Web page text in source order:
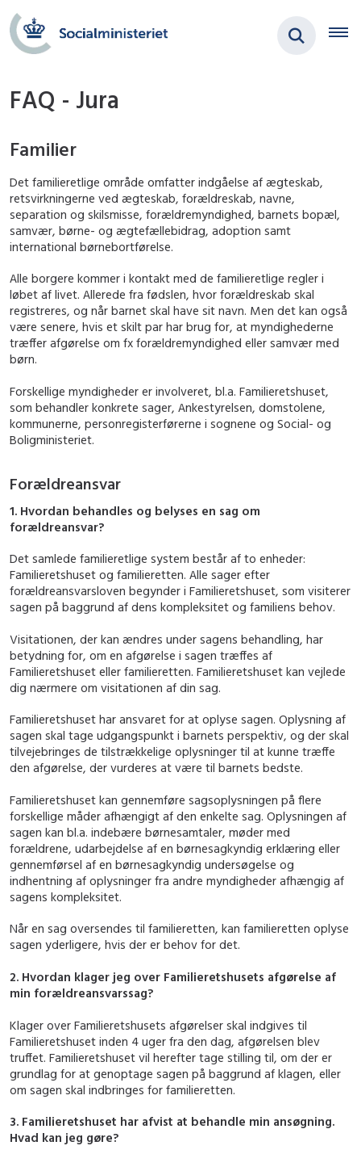
FAQ - Jura
Familier
Det familieretlige område omfatter indgåelse af ægteskab,
retsvirkningerne ved ægteskab, forældreskab, navne,
separation og skilsmisse, forældremyndighed, barnets bopæl,
samvær, børne- og ægtefællebidrag, adoption samt
international børnebortførelse.
Alle borgere kommer i kontakt med de familieretlige regler i
løbet af livet. Allerede fra fødslen, hvor forældreskab skal
registreres, og når barnet skal have sit navn. Men det kan også
være senere, hvis et skilt par har brug for, at myndighederne
træffer afgørelse om fx forældremyndighed eller samvær med
børn.
Forskellige myndigheder er involveret, bl.a. Familieretshuset,
som behandler konkrete sager, Ankestyrelsen, domstolene,
kommunerne, personregisterførerne i sognene og Social- og
Boligministeriet.
Forældreansvar
1. Hvordan behandles og belyses en sag om
forældreansvar?
Det samlede familieretlige system består af to enheder:
Familieretshuset og familieretten. Alle sager efter
forældreansvarsloven begynder i Familieretshuset, som visiterer
sagen på baggrund af dens kompleksitet og familiens behov.
Visitationen, der kan ændres under sagens behandling, har
betydning for, om en afgørelse i sagen træffes af
Familieretshuset eller familieretten. Familieretshuset kan vejlede
dig nærmere om visitationen af din sag.
Familieretshuset har ansvaret for at oplyse sagen. Oplysning af
sagen skal tage udgangspunkt i barnets perspektiv, og der skal
tilvejebringes de tilstrækkelige oplysninger til at kunne træffe
den afgørelse, der vurderes at være til barnets bedste.
Familieretshuset kan gennemføre sagsoplysningen på flere
forskellige måder afhængigt af den enkelte sag. Oplysningen af
sagen kan bl.a. indebære børnesamtaler, møder med
forældrene, udarbejdelse af en børnesagkyndig erklæring eller
gennemførsel af en børnesagkyndig undersøgelse og
indhentning af oplysninger fra andre myndigheder afhængig af
sagens kompleksitet.
Når en sag oversendes til familieretten, kan familieretten oplyse
sagen yderligere, hvis der er behov for det.
2. Hvordan klager jeg over Familieretshusets afgørelse af
min forældreansvarssag?
Klager over Familieretshusets afgørelser skal indgives til
Familieretshuset inden 4 uger fra den dag, afgørelsen blev
truffet. Familieretshuset vil herefter tage stilling til, om der er
grundlag for at genoptage sagen på baggrund af klagen, eller
om sagen skal indbringes for familieretten.
3. Familieretshuset har afvist at behandle min ansøgning.
Hvad kan jeg gøre?